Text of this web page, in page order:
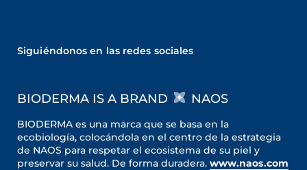
Siguiéndonos en las redes sociales
BIODERMA IS A BRAND NAOS
BIODERMA es una marca que se basa en la
ecobiología, colocándola en el centro de la estrategia
de NAOS para respetar el ecosistema de su piel y
preservar su salud. De forma duradera. www.naos.com